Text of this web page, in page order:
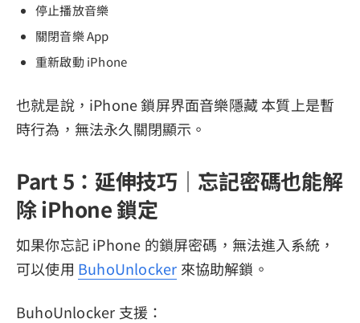
停止播放音樂
關閉音樂 App
重新啟動 iPhone
也就是說，iPhone 鎖屏界面音樂隱藏 本質上是暫
時行為，無法永久關閉顯示。
Part 5：延伸技巧｜忘記密碼也能解
除 iPhone 鎖定
如果你忘記 iPhone 的鎖屏密碼，無法進入系統，
可以使用 BuhoUnlocker 來協助解鎖。
BuhoUnlocker 支援：